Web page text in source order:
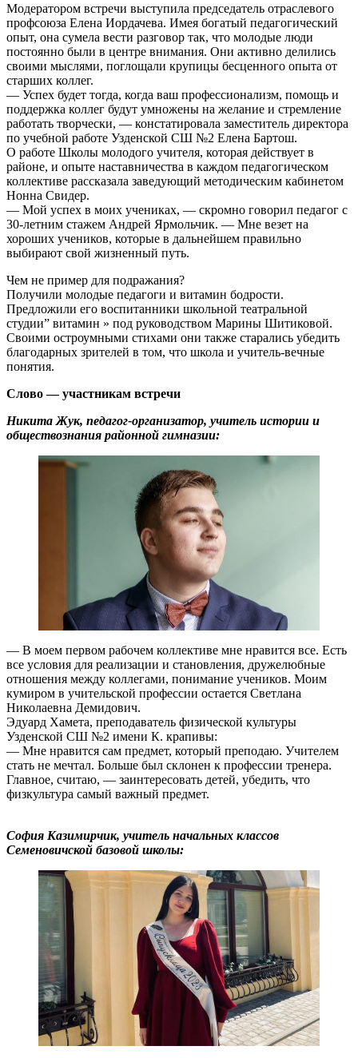
Модератором встречи выступила председатель отраслевого
профсоюза Елена Иордачева. Имея богатый педагогический
опыт, она сумела вести разговор так, что молодые люди
постоянно были в центре внимания. Они активно делились
своими мыслями, поглощали крупицы бесценного опыта от
старших коллег.
— Успех будет тогда, когда ваш профессионализм, помощь и
поддержка коллег будут умножены на желание и стремление
работать творчески, — констатировала заместитель директора
по учебной работе Узденской СШ №2 Елена Бартош.
О работе Школы молодого учителя, которая действует в
районе, и опыте наставничества в каждом педагогическом
коллективе рассказала заведующий методическим кабинетом
Нонна Свидер.
— Мой успех в моих учениках, — скромно говорил педагог с
30-летним стажем Андрей Ярмольчик. — Мне везет на
хороших учеников, которые в дальнейшем правильно
выбирают свой жизненный путь.
Чем не пример для подражания?
Получили молодые педагоги и витамин бодрости.
Предложили его воспитанники школьной театральной
студии” витамин » под руководством Марины Шитиковой.
Своими остроумными стихами они также старались убедить
благодарных зрителей в том, что школа и учитель-вечные
понятия.
Слово — участникам встречи
Никита Жук, педагог-организатор, учитель истории и
обществознания районной гимназии:
— В моем первом рабочем коллективе мне нравится все. Есть
все условия для реализации и становления, дружелюбные
отношения между коллегами, понимание учеников. Моим
кумиром в учительской профессии остается Светлана
Николаевна Демидович.
Эдуард Хамета, преподаватель физической культуры
Узденской СШ №2 имени К. крапивы:
— Мне нравится сам предмет, который преподаю. Учителем
стать не мечтал. Больше был склонен к профессии тренера.
Главное, считаю, — заинтересовать детей, убедить, что
физкультура самый важный предмет.
София Казимирчик, учитель начальных классов
Семеновичской базовой школы: